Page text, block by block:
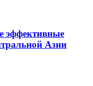
эффективные
Азии